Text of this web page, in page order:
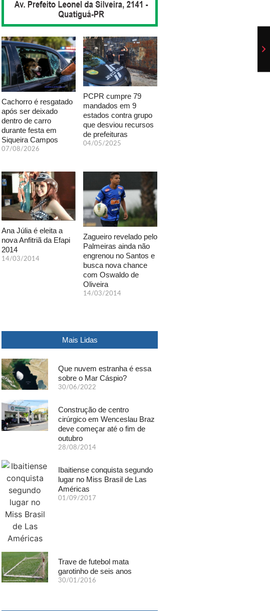
Cachorro é resgatado
após ser deixado
dentro de carro
durante festa em
Siqueira Campos
07/08/2026
PCPR cumpre 79
mandados em 9
estados contra grupo
que desviou recursos
de prefeituras
04/05/2025
Ana Júlia é eleita a
nova Anfitriã da Efapi
2014
14/03/2014
Zagueiro revelado pelo
Palmeiras ainda não
engrenou no Santos e
busca nova chance
com Oswaldo de
Oliveira
14/03/2014
Mais Lidas
Que nuvem estranha é essa
sobre o Mar Cáspio?
30/06/2022
Construção de centro
cirúrgico em Wenceslau Braz
deve começar até o fim de
outubro
28/08/2014
Ibaitiense conquista segundo
lugar no Miss Brasil de Las
Américas
01/09/2017
Trave de futebol mata
garotinho de seis anos
30/01/2016